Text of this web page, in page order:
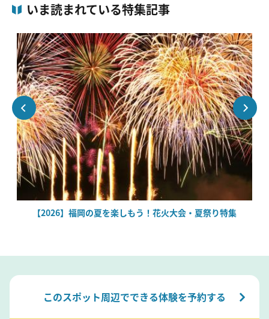
いま読まれている特集記事
【2026】福岡の夏を楽しもう！花火大会・夏祭り特集
このスポット周辺でできる体験を予約する